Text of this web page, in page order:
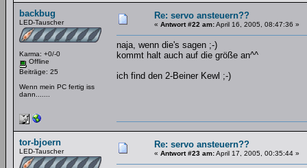
backbug
LED-Tauscher
Karma: +0/-0
Offline
Beiträge: 25
Wenn mein PC fertig iss
dann.......
Re: servo ansteuern??
« Antwort #22 am:April 16, 2005, 08:47:36 »
naja, wenn die's sagen ;-)
kommt halt auch auf die größe an^^
ich find den 2-Beiner Kewl ;-)
tor-bjoern
LED-Tauscher
Re: servo ansteuern??
« Antwort #23 am:April 17, 2005, 00:35:44 »